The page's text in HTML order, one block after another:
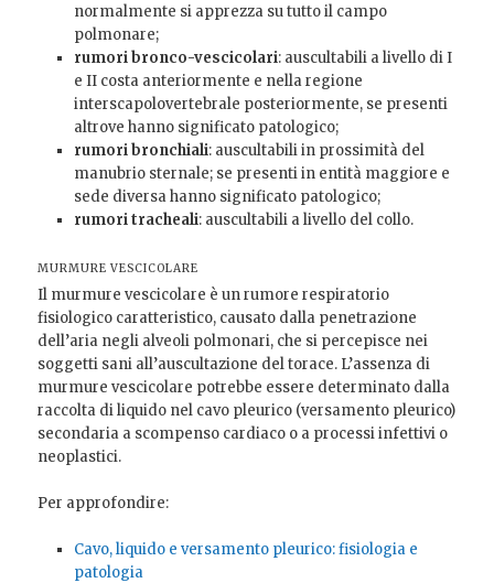
normalmente si apprezza su tutto il campo
polmonare;
rumori bronco-vescicolari: auscultabili a livello di I
e II costa anteriormente e nella regione
interscapolovertebrale posteriormente, se presenti
altrove hanno significato patologico;
rumori bronchiali: auscultabili in prossimità del
manubrio sternale; se presenti in entità maggiore e
sede diversa hanno significato patologico;
rumori tracheali: auscultabili a livello del collo.
MURMURE VESCICOLARE
Il murmure vescicolare è un rumore respiratorio
fisiologico caratteristico, causato dalla penetrazione
dell’aria negli alveoli polmonari, che si percepisce nei
soggetti sani all’auscultazione del torace. L’assenza di
murmure vescicolare potrebbe essere determinato dalla
raccolta di liquido nel cavo pleurico (versamento pleurico)
secondaria a scompenso cardiaco o a processi infettivi o
neoplastici.
Per approfondire:
Cavo, liquido e versamento pleurico: fisiologia e
patologia